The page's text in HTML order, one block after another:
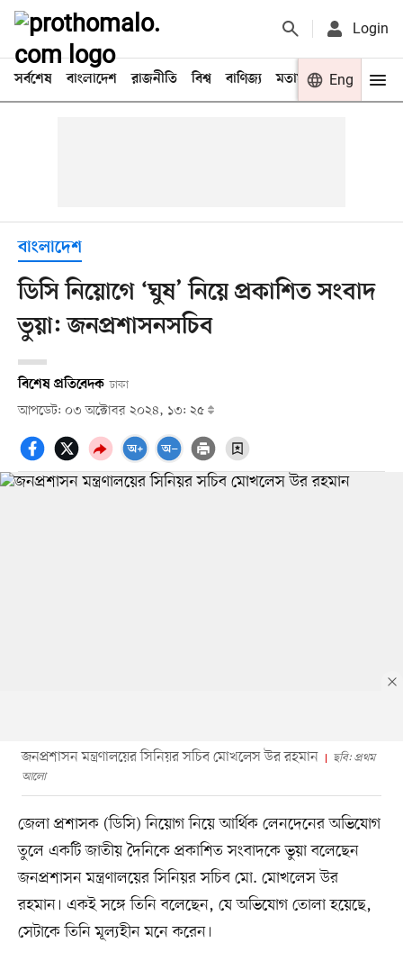
Login
সর্বশেষ বাংলাদেশ রাজনীতি বিশ্ব বাণিজ্য মতামত খেলা
Eng
বাংলাদেশ
ডিসি নিয়োগে ‘ঘুষ’ নিয়ে প্রকাশিত সংবাদ
ভুয়া: জনপ্রশাসনসচিব
বিশেষ প্রতিবেদক ঢাকা
আপডেট: ০৩ অক্টোবর ২০২৪, ১৩: ২৫
জনপ্রশাসন মন্ত্রণালয়ের সিনিয়র সচিব মোখলেস উর রহমান
ছবি: প্রথম
আলো
জেলা প্রশাসক (ডিসি) নিয়োগ নিয়ে আর্থিক লেনদেনের অভিযোগ
তুলে একটি জাতীয় দৈনিকে প্রকাশিত সংবাদকে ভুয়া বলেছেন
জনপ্রশাসন মন্ত্রণালয়ের সিনিয়র সচিব মো. মোখলেস উর
রহমান। একই সঙ্গে তিনি বলেছেন, যে অভিযোগ তোলা হয়েছে,
সেটাকে তিনি মূল্যহীন মনে করেন।